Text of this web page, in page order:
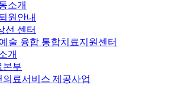
소개
원안내
선 센터
술 융합 통합치료지원센터
개
본부
의료서비스 제공사업